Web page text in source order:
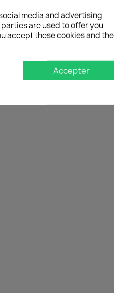
media and advertising
are used to offer you
accept these cookies and the
Accepter